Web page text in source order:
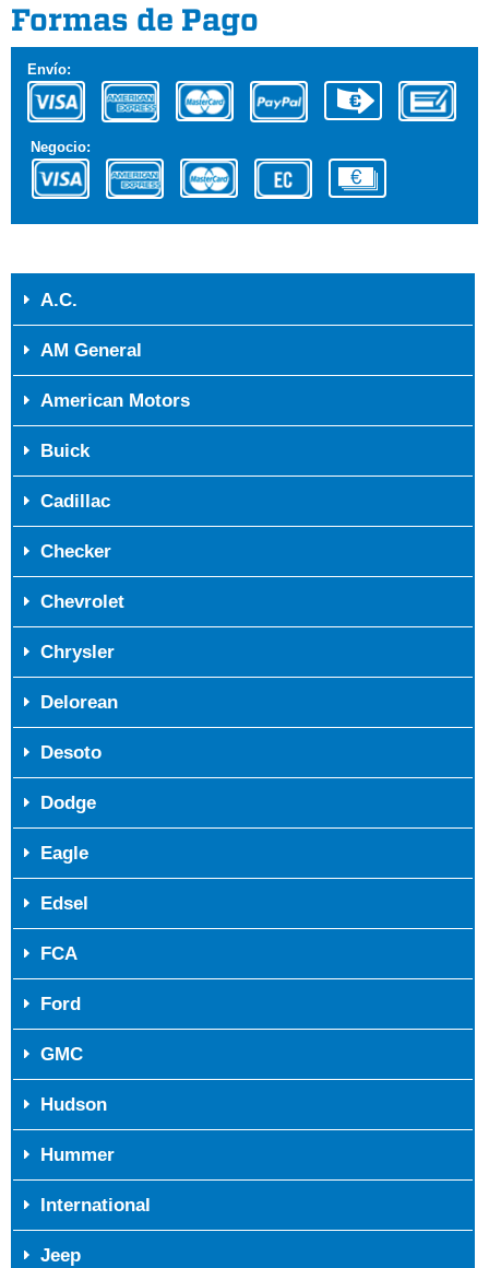
Formas de Pago
Envío:
Negocio:
A.C.
AM General
American Motors
Buick
Cadillac
Checker
Chevrolet
Chrysler
Delorean
Desoto
Dodge
Eagle
Edsel
FCA
Ford
GMC
Hudson
Hummer
International
Jeep